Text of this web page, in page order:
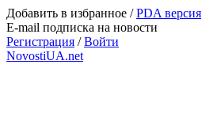
Добавить в избранное /PDA версия
E-mail подписка на новости
Регистрация /Войти
NovostiUA.net